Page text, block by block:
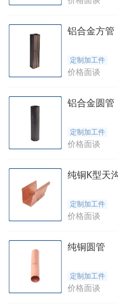
铝合金方管
定制加工件
价格面谈
铝合金圆管
定制加工件
价格面谈
纯铜K型天
定制加工件
价格面谈
纯铜圆管
定制加工件
价格面谈